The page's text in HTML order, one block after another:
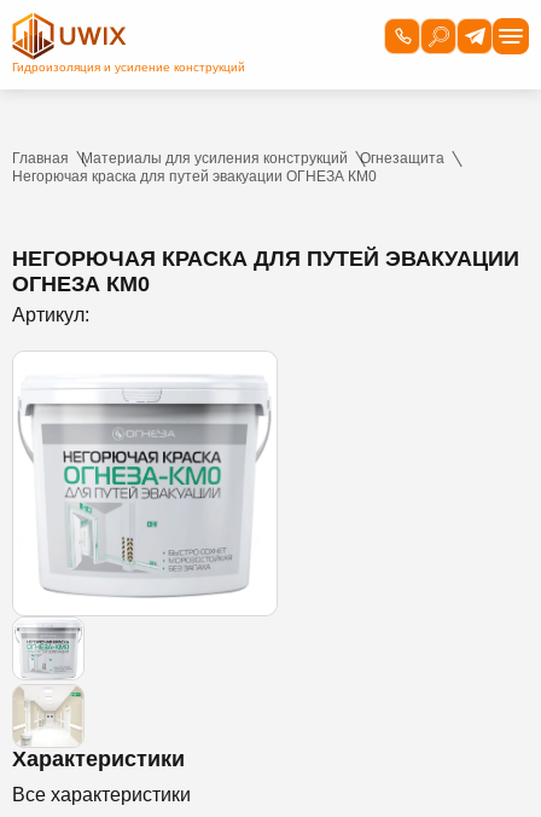
Главная Материалы для усиления конструкций
Огнезащита
Негорючая краска для путей эвакуации ОГНЕЗА КМ0
НЕГОРЮЧАЯ КРАСКА ДЛЯ ПУТЕЙ ЭВАКУАЦИИ
ОГНЕЗА КМ0
Артикул:
Характеристики
Все характеристики